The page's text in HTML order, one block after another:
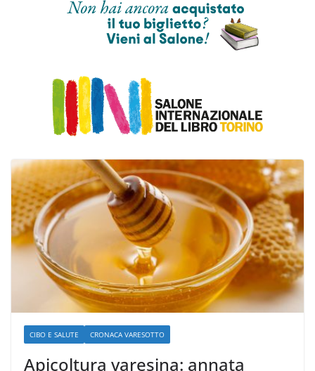
CIBO E SALUTE CRONACA VARESOTTO
Apicoltura varesina: annata